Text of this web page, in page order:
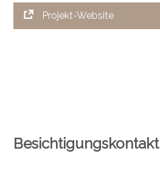
Projekt-Website
Besichtigungskontakt